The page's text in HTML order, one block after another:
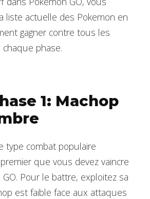
liste actuelle des Pokemon en
gagner contre tous les
phase.
1: Machop
type combat populaire
que vous devez vaincre
Pour le battre, exploitez sa
est faible face aux attaques